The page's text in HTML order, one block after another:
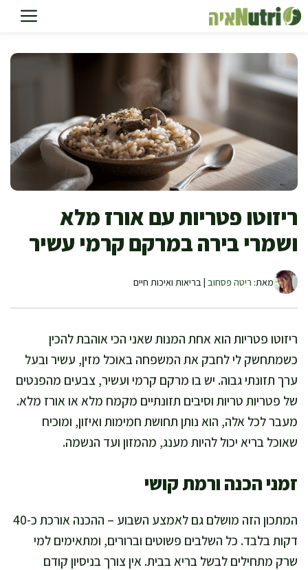
לדלג
לתוכן
ריזוטו פטריות עם אורז מלא
ושמרי בירה במרקם קרמי עשיר
מאת: ריטה פסחוב | בריאות ואיכות חיים
ריזוטו פטריות הוא אחת המנות שאני הכי אוהבת להכין
כשמתחשק לי לחבק את המשפחה באוכל מזין, עשיר ובעל
ערך תזונתי גבוה. יש בו מרקם קרמי ועשיר, צבעים מהפנטים
של פטריות טריות וסיבים תזונתיים מקמח מלא או אורז מלא.
מעבר לכל אלה, הוא נותן תחושת חמימות ואיזון, ומוכיח
שאוכל בריא יכול להיות מענג, מהמזון ועד הנשמה.
זמני הכנה ורמת קושי
המתכון הזה מושלם גם לאמצע השבוע – ההכנה אורכת כ-40
דקות בלבד. כל השלבים פשוטים וברורים, ומתאימים למי
שרק מתחילים לבשל בריא בבית. אין צורך בניסיון קודם